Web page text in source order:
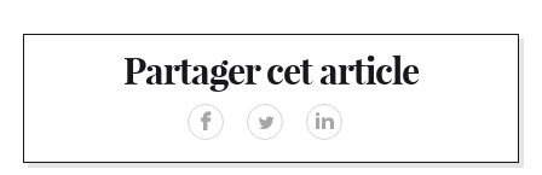
Partager cet article